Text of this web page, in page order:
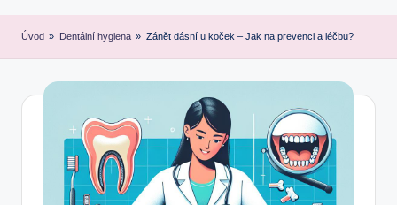
Úvod » Dentální hygiena » Zánět dásní u koček – Jak na prevenci a léčbu?